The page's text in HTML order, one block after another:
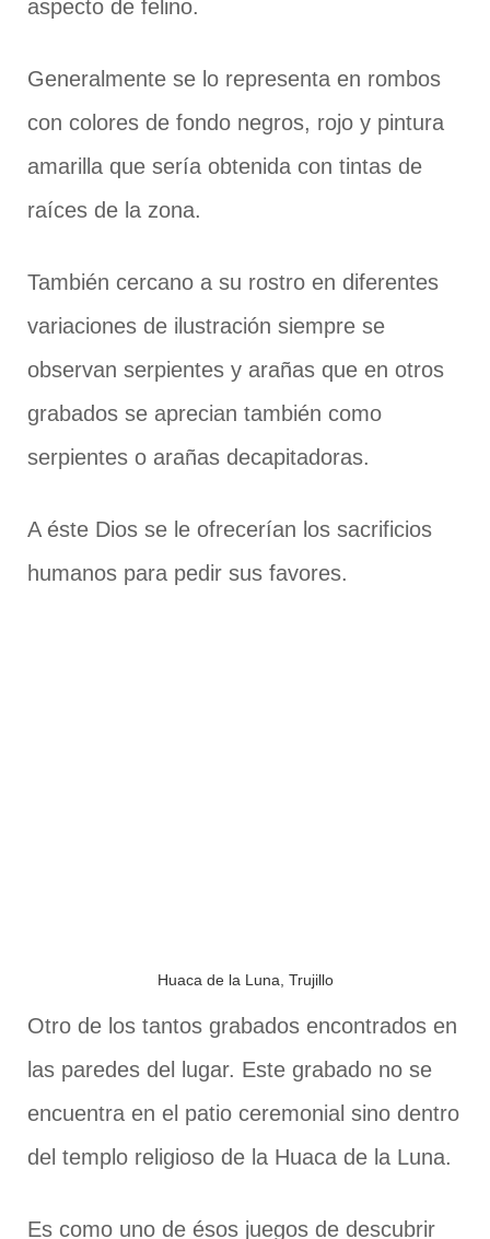
aspecto de felino.
Generalmente se lo representa en rombos
con colores de fondo negros, rojo y pintura
amarilla que sería obtenida con tintas de
raíces de la zona.
También cercano a su rostro en diferentes
variaciones de ilustración siempre se
observan serpientes y arañas que en otros
grabados se aprecian también como
serpientes o arañas decapitadoras.
A éste Dios se le ofrecerían los sacrificios
humanos para pedir sus favores.
Huaca de la Luna, Trujillo
Otro de los tantos grabados encontrados en
las paredes del lugar. Este grabado no se
encuentra en el patio ceremonial sino dentro
del templo religioso de la Huaca de la Luna.
Es como uno de ésos juegos de descubrir